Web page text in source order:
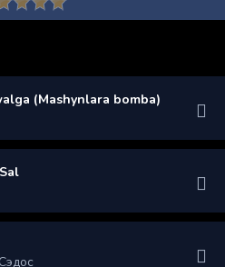
(Mashynlara bomba)